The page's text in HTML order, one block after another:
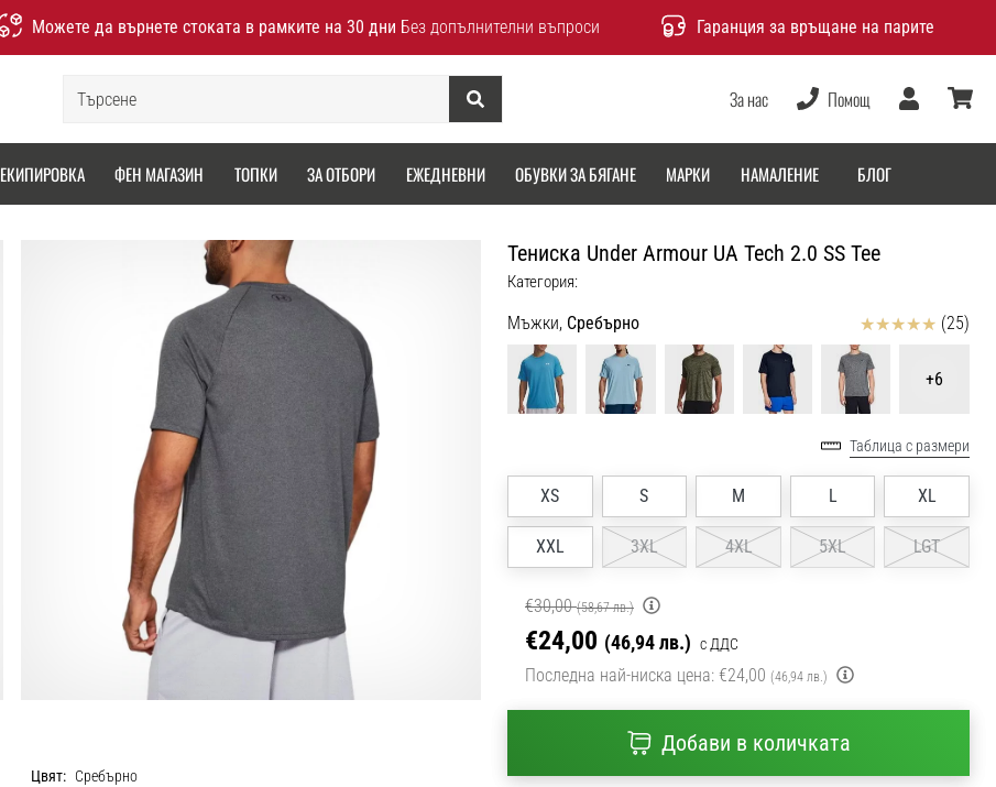
Можете да върнете стоката в рамките на 30 дни Без допълнителни въпроси Гаранция за връщане на парите
Търсене
За нас Помощ
Потребител
ЕКИПИРОВКА ФЕН МАГАЗИН ТОПКИ ЗА ОТБОРИ ЕЖЕДНЕВНИ ОБУВКИ ЗА БЯГАНЕ МАРКИ НАМАЛЕНИЕ БЛОГ
Тениска Under Armour UA Tech 2.0 SS Tee
Категория:
Мъжки, Сребърно Отзиви (25)
+6
Таблица с размери
XS S M L XL
XXL 3XL 4XL 5XL LGT
€30,00 (58,67 лв.)
€24,00 (46,94 лв.) с ДДС
Последна най-ниска цена: €24,00 (46,94 лв.)
Добави в количката
Цвят: Сребърно